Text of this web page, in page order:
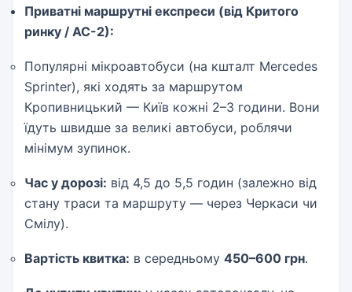
Приватні маршрутні експреси (від Критого
ринку / АС-2):
Популярні мікроавтобуси (на кшталт Mercedes
Sprinter), які ходять за маршрутом
Кропивницький — Київ кожні 2–3 години. Вони
їдуть швидше за великі автобуси, роблячи
мінімум зупинок.
Час у дорозі: від 4,5 до 5,5 годин (залежно від
стану траси та маршруту — через Черкаси чи
Смілу).
Вартість квитка: в середньому 450–600 грн.